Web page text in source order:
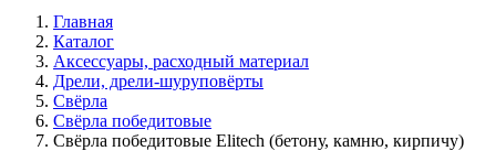
Главная
Каталог
Аксессуары, расходный материал
Дрели, дрели-шуруповёрты
Свёрла
Свёрла победитовые
Свёрла победитовые Elitech (бетону, камню, кирпичу)